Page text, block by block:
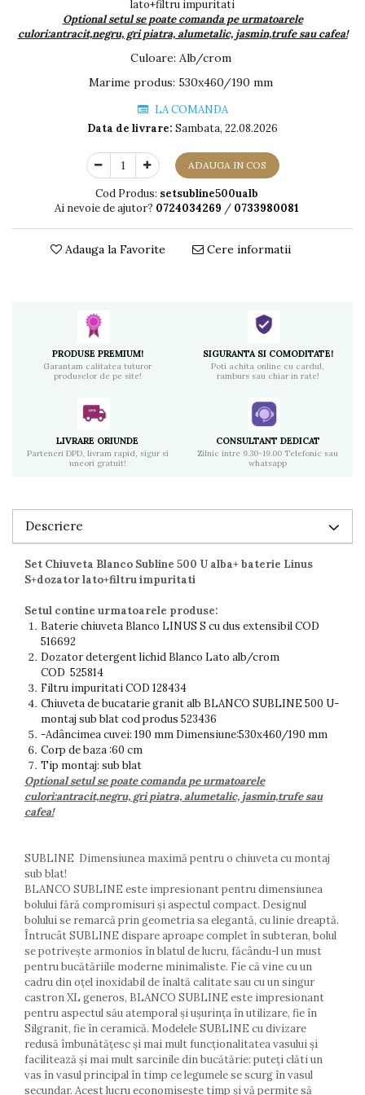
lato+filtru impuritati
Optional setul se poate comanda pe urmatoarele
culori:antracit,negru, gri piatra, alumetalic, jasmin,trufe sau cafea!
Culoare: Alb/crom
Marime produs: 530x460/190 mm
LA COMANDA
Data de livrare: Sambata, 22.08.2026
ADAUGA IN COS
Cod Produs: setsubline500ualb
Ai nevoie de ajutor? 0724034269 / 0733980081
Adauga la Favorite Cere informatii
PRODUSE PREMIUM!
Garantam calitatea tuturor
produselor de pe site!
SIGURANTA SI COMODITATE!
Poti achita online cu cardul,
ramburs sau chiar in rate!
LIVRARE ORIUNDE
Parteneri DPD, livram rapid, sigur si
uneori gratuit!
CONSULTANT DEDICAT
Zilnic intre 9.30-19.00 Telefonic sau
whatsapp
Descriere
Set Chiuveta Blanco Subline 500 U alba+ baterie Linus
S+dozator lato+filtru impuritati
Setul contine urmatoarele produse:
Baterie chiuveta Blanco LINUS S cu dus extensibil COD
516692
Dozator detergent lichid Blanco Lato alb/crom
COD 525814
Filtru impuritati COD 128434
Chiuveta de bucatarie granit alb BLANCO SUBLINE 500 U-
montaj sub blat cod produs 523436
-Adâncimea cuvei: 190 mm Dimensiune:530x460/190 mm
Corp de baza :60 cm
Tip montaj: sub blat
Optional setul se poate comanda pe urmatoarele
culori:antracit,negru, gri piatra, alumetalic, jasmin,trufe sau
cafea!
SUBLINE Dimensiunea maximă pentru o chiuveta cu montaj
sub blat!
BLANCO SUBLINE este impresionant pentru dimensiunea
bolului fără compromisuri și aspectul compact. Designul
bolului se remarcă prin geometria sa elegantă, cu linie dreaptă.
Întrucât SUBLINE dispare aproape complet în subteran, bolul
se potrivește armonios în blatul de lucru, făcându-l un must
pentru bucătăriile moderne minimaliste. Fie că vine cu un
cadru din oțel inoxidabil de înaltă calitate sau cu un singur
castron XL generos, BLANCO SUBLINE este impresionant
pentru aspectul său atemporal și ușurința în utilizare, fie în
Silgranit, fie în ceramică. Modelele SUBLINE cu divizare
redusă îmbunătățesc și mai mult funcționalitatea vasului și
facilitează și mai mult sarcinile din bucătărie: puteți clăti un
vas în vasul principal în timp ce legumele se scurg în vasul
secundar. Acest lucru economisește timp și vă permite să